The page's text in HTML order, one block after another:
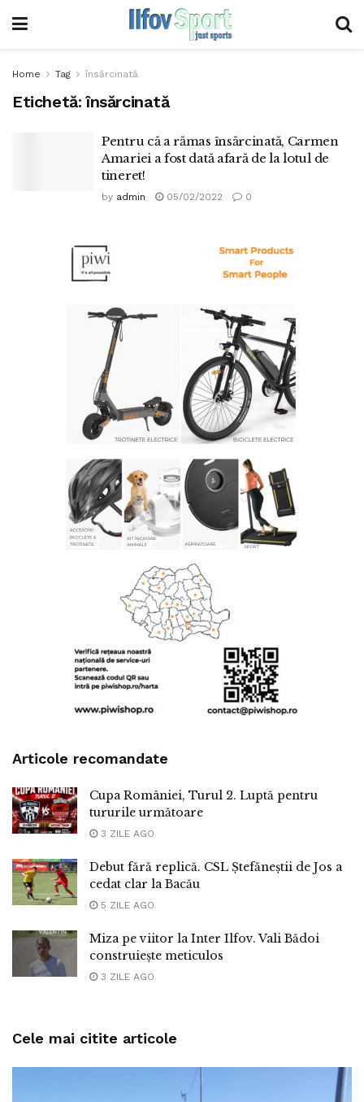
Home Tag însărcinată
Etichetă:însărcinată
Pentru că a rămas însărcinată, Carmen
Amariei a fost dată afară de la lotul de
tineret!
by admin 05/02/2022 0
Articole recomandate
Cupa României, Turul 2. Luptă pentru
tururile următoare
3 ZILE AGO
Debut fără replică. CSL Ștefăneștii de Jos a
cedat clar la Bacău
5 ZILE AGO
Miza pe viitor la Inter Ilfov. Vali Bădoi
construiește meticulos
3 ZILE AGO
Cele mai citite articole